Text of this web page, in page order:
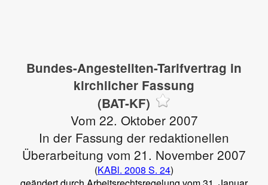
Bundes-Angestellten-Tarifvertrag in
kirchlicher Fassung
(BAT-KF)
Vom 22. Oktober 2007
In der Fassung der redaktionellen
Überarbeitung vom 21. November 2007
(KABl. 2008 S. 24)